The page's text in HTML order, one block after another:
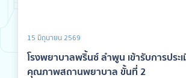
15 มิถุนายน 2569
โรงพยาบาลพริ้นซ์ ลำพูน เข้ารับการปร
คุณภาพสถานพยาบาล ขั้นที่ 2